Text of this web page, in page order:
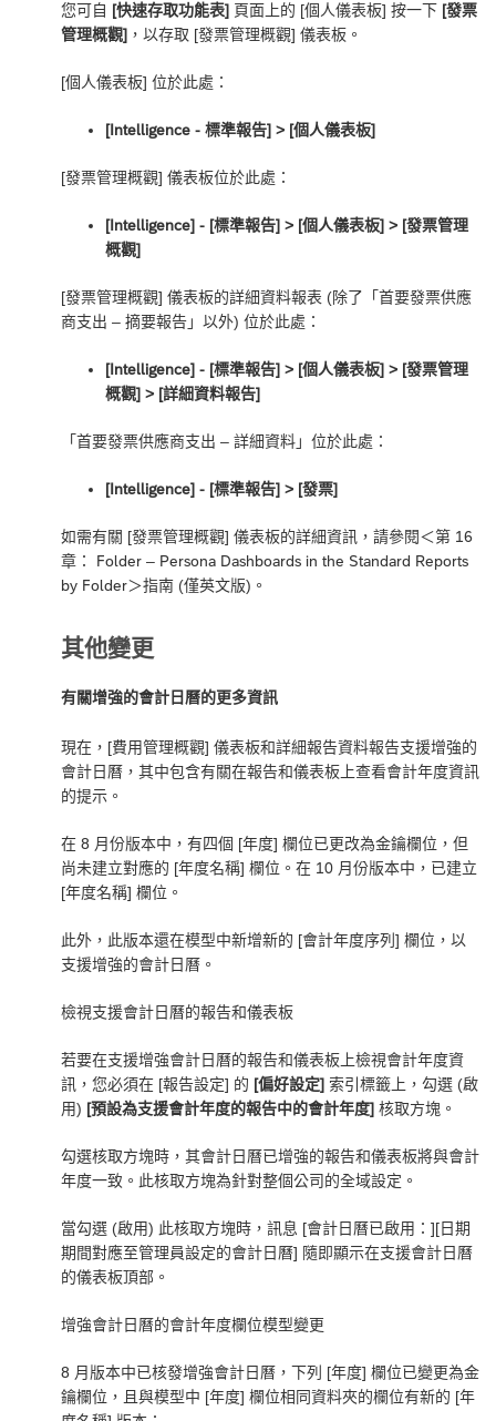
您可自 [快速存取功能表] 頁面上的 [個人儀表板] 按一下 [發票
管理概觀] ，以存取 [發票管理概觀] 儀表板。
[個人儀表板] 位於此處：
[Intelligence - 標準報告] ‎> [個人儀表板]
[發票管理概觀] 儀表板位於此處：
[Intelligence] - [標準報告] ‎> [個人儀表板] > [發票管理
概觀]
[發票管理概觀] 儀表板的詳細資料報表 (除了「首要發票供應
商支出 – 摘要報告」以外) 位於此處：
[Intelligence] - [標準報告] ‎> [個人儀表板] > [發票管理
概觀] > [詳細資料報告]
「首要發票供應商支出 – 詳細資料」位於此處：
[Intelligence] - [標準報告] ‎> [發票]
如需有關 [發票管理概觀] 儀表板的詳細資訊，請參閱＜第 16
章： Folder – Persona Dashboards in the Standard Reports
by Folder＞指南 (僅英文版)。
其他變更
有關增強的會計日曆的更多資訊
現在，[費用管理概觀] 儀表板和詳細報告資料報告支援增強的
會計日曆，其中包含有關在報告和儀表板上查看會計年度資訊
的提示。
在 8 月份版本中，有四個 [年度] 欄位已更改為金鑰欄位，但
尚未建立對應的 [年度名稱] 欄位。在 10 月份版本中，已建立
[年度名稱] 欄位。
此外，此版本還在模型中新增新的 [會計年度序列] 欄位，以
支援增強的會計日曆。
檢視支援會計日曆的報告和儀表板
若要在支援增強會計日曆的報告和儀表板上檢視會計年度資
訊，您必須在 [報告設定] 的 [偏好設定] 索引標籤上，勾選 (啟
用) [預設為支援會計年度的報告中的會計年度] 核取方塊。
勾選核取方塊時，其會計日曆已增強的報告和儀表板將與會計
年度一致。此核取方塊為針對整個公司的全域設定。
當勾選 (啟用) 此核取方塊時，訊息 [會計日曆已啟用：][日期
期間對應至管理員設定的會計日曆] 隨即顯示在支援會計日曆
的儀表板頂部。
增強會計日曆的會計年度欄位模型變更
8 月版本中已核發增強會計日曆，下列 [年度] 欄位已變更為金
鑰欄位，且與模型中 [年度] 欄位相同資料夾的欄位有新的 [年